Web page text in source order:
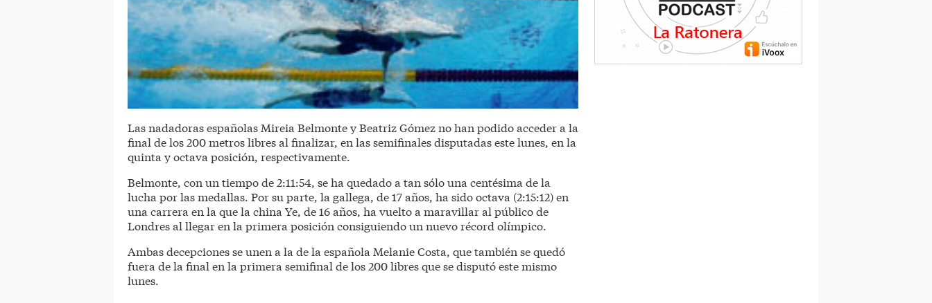
Las nadadoras españolas Mireia Belmonte y Beatriz Gómez no han podido acceder a la
final de los 200 metros libres al finalizar, en las semifinales disputadas este lunes, en la
quinta y octava posición, respectivamente.
Belmonte, con un tiempo de 2:11:54, se ha quedado a tan sólo una centésima de la
lucha por las medallas. Por su parte, la gallega, de 17 años, ha sido octava (2:15:12) en
una carrera en la que la china Ye, de 16 años, ha vuelto a maravillar al público de
Londres al llegar en la primera posición consiguiendo un nuevo récord olímpico.
Ambas decepciones se unen a la de la española Melanie Costa, que también se quedó
fuera de la final en la primera semifinal de los 200 libres que se disputó este mismo
lunes.